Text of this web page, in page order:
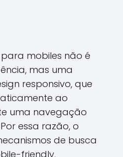
mobiles não é
mas uma
responsivo, que
ao
uma navegação
essa razão, o
de busca
friendly,